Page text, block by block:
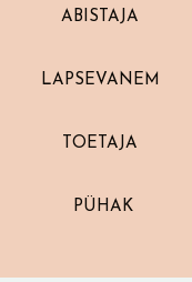
ABISTAJA
LAPSEVANEM
TOETAJA
PÜHAK